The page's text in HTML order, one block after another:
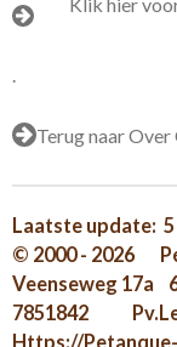
.
Terug naar Over
Laatste update:
© 2000 - 2026
Veenseweg 17a
7851842
Https://